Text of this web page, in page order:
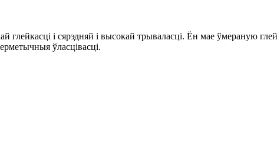
глейкасці і сярэдняй і высокай трываласці. Ён мае ўмераную
ўласцівасці.